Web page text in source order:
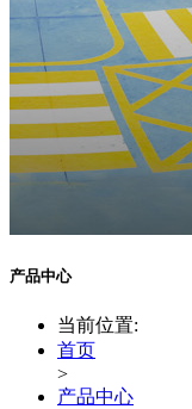
产品中心
当前位置:
首页
>
产品中心